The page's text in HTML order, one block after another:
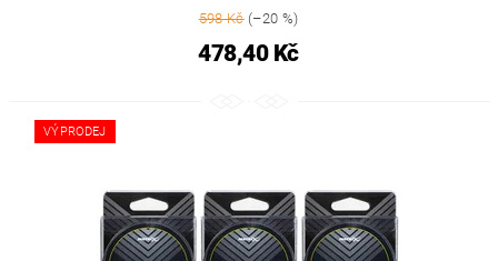
598 Kč(–20 %)
478,40 Kč
VÝPRODEJ